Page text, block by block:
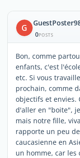
G
0POSTS
Bon, comme
enfants, c'est
etc. Si vous
prochain, comme
objectifs et envies.
d'aller en "boite",
mais notre fille,
rapporte un peu
caucasienne en
un homme, car les